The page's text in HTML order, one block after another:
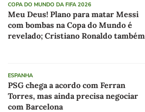
COPA DO MUNDO DA FIFA 2026
Meu Deus! Plano para matar Messi
com bombas na Copa do Mundo é
revelado; Cristiano Ronaldo também
ESPANHA
PSG chega a acordo com Ferran
Torres, mas ainda precisa negociar
com Barcelona